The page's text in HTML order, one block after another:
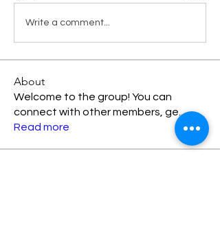
Write a comment...
About
Welcome to the group! You can
connect with other members, ge...
Read more